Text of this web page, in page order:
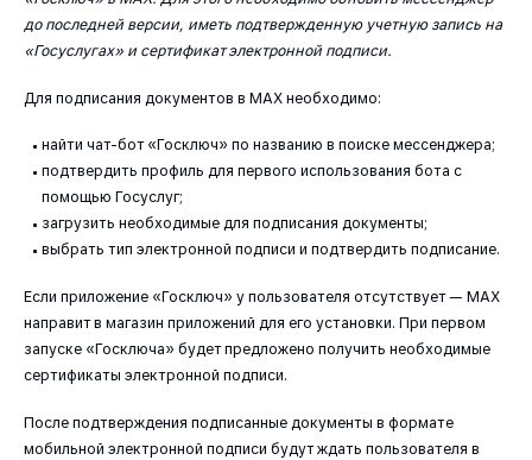
до последней версии, иметь подтвержденную учетную запись на
«Госуслугах» и сертификат электронной подписи.
Для подписания документов в МАХ необходимо:
найти чат-бот «Госключ» по названию в поиске мессенджера;
подтвердить профиль для первого использования бота с
помощью Госуслуг;
загрузить необходимые для подписания документы;
выбрать тип электронной подписи и подтвердить подписание.
Если приложение «Госключ» у пользователя отсутствует — MAX
направит в магазин приложений для его установки. При первом
запуске «Госключа» будет предложено получить необходимые
сертификаты электронной подписи.
После подтверждения подписанные документы в формате
мобильной электронной подписи будут ждать пользователя в